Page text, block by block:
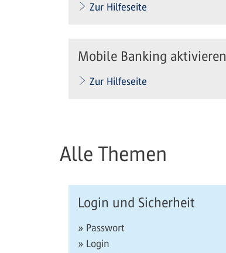
Zur Hilfeseite
Mobile Banking aktivieren
Zur Hilfeseite
Alle Themen
Login und Sicherheit
» Passwort
» Login